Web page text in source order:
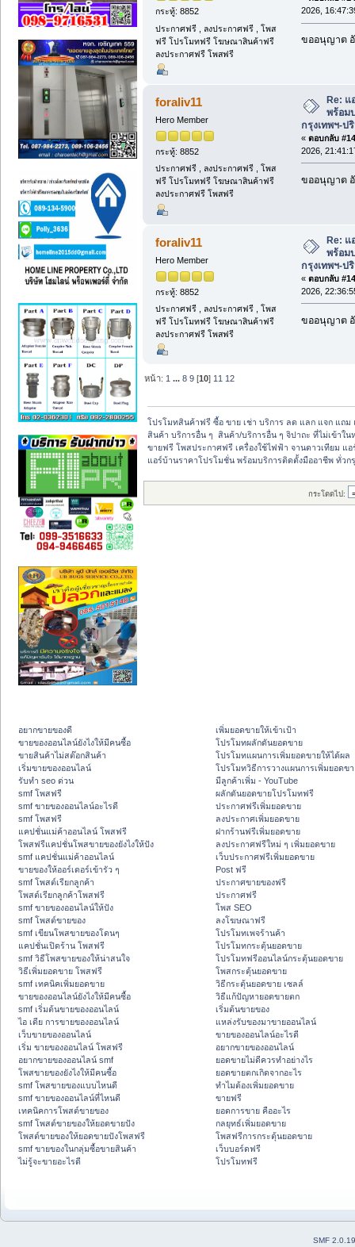
กระทู้: 8852
ประกาศฟรี , ลงประกาศฟรี , โพส
ฟรี โปรโมทฟรี โฆษณาสินค้าฟรี
ลงประกาศฟรี โพสฟรี
2026,
ขออนุญาต
foraliv11
Hero Member
กระทู้: 8852
ประกาศฟรี , ลงประกาศฟรี , โพส
ฟรี โปรโมทฟรี โฆษณาสินค้าฟรี
ลงประกาศฟรี โพสฟรี
Re: แ
พร้อม
กรุงเทพฯ-
« ตอบกลับ
2026,
ขออนุญาต
foraliv11
Hero Member
กระทู้: 8852
ประกาศฟรี , ลงประกาศฟรี , โพส
ฟรี โปรโมทฟรี โฆษณาสินค้าฟรี
ลงประกาศฟรี โพสฟรี
Re: แ
พร้อม
กรุงเทพฯ-
« ตอบกลับ
2026,
ขออนุญาต
หน้า: 1 ...8 9 [10] 11 12
โปรโมทสินค้าฟรี ซื้อ ขาย เช่า บริการ ลด แลก แจก แถม
สินค้า บริการอื่น ๆ  สินค้า/บริการอื่น ๆ จิปาถะ ที่ไม่เข้าใน
ขายฟรี โพสประกาศฟรี เครื่องใช้ไฟฟ้า จานดาวเทียม แ
แอร์บ้านราคาโปรโมชั่น พร้อมบริการติดตั้งมืออาชีพ ทั่ว
กระโดดไป:
อยากขายของดี
ขายของออนไลน์ยังไงให้มีคนซื้อ
ขายสินค้าไม่สต๊อกสินค้า
เริ่มขายของออนไลน์
รับทำ seo ด่วน
smf โพสฟรี
smf ขายของออนไลน์อะไรดี
smf โพสฟรี
แคปชั่นแม่ค้าออนไลน์ โพสฟรี
โพสฟรีแคปชั่นโพสขายของยังไงให้ปัง
smf แคปชั่นแม่ค้าออนไลน์
ขายของให้ออร์เดอร์เข้ารัว ๆ
smf โพสต์เรียกลูกค้า
โพสต์เรียกลูกค้าโพสฟรี
smf ขายของออนไลน์ให้ปัง
smf โพสต์ขายของ
smf เขียนโพสขายของโดนๆ
แคปชั่นเปิดร้าน โพสฟรี
smf วิธีโพสขายของให้น่าสนใจ
วิธีเพิ่มยอดขาย โพสฟรี
smf เทคนิคเพิ่มยอดขาย
ขายของออนไลน์ยังไงให้มีคนซื้อ
smf เริ่มต้นขายของออนไลน์
ไอ เดีย การขายของออนไลน์
เว็บขายของออนไลน์
เริ่ม ขายของออนไลน์ โพสฟรี
อยากขายของออนไลน์ smf
โพสขายของยังไงให้มีคนซื้อ
smf โพสขายของแบบไหนดี
smf ขายของออนไลน์ที่ไหนดี
เทคนิคการโพสต์ขายของ
smf โพสต์ขายของให้ยอดขายปัง
โพสต์ขายของให้ยอดขายปังโพสฟรี
smf ขายของในกลุ่มซื้อขายสินค้า
ไม่รู้จะขายอะไรดี
เพิ่มยอดขายให้เข้าเป้า
โปรโมทผลักดันยอดขาย
โปรโมทแผนการเพิ่มยอดขายให้ได้ผล
โปรโมทวิธีการวางแผนการเพิ่มยอดข
มีลูกค้าเพิ่ม - YouTube
ผลักดันยอดขายโปรโมทฟรี
ประกาศฟรีเพิ่มยอดขาย
ลงประกาศเพิ่มยอดขาย
ฝากร้านฟรีเพิ่มยอดขาย
ลงประกาศฟรีใหม่ ๆ เพิ่มยอดขาย
เว็บประกาศฟรีเพิ่มยอดขาย
Post ฟรี
ประกาศขายของฟรี
ประกาศฟรี
โพส SEO
ลงโฆษณาฟรี
โปรโมทเพจร้านค้า
โปรโมทกระตุ้นยอดขาย
โปรโมทฟรีออนไลน์กระตุ้นยอดขาย
โพสกระตุ้นยอดขาย
วิธีกระตุ้นยอดขาย เซลล์
วิธีแก้ปัญหายอดขายตก
เริ่มต้นขายของ
แหล่งรับของมาขายออนไลน์
ขายของออนไลน์อะไรดี
อยากขายของออนไลน์
ยอดขายไม่ดีควรทำอย่างไร
ยอดขายตกเกิดจากอะไร
ทำไมต้องเพิ่มยอดขาย
ขายฟรี
ยอดการขาย คืออะไร
กลยุทธ์เพิ่มยอดขาย
โพสฟรีการกระตุ้นยอดขาย
เว็บบอร์ดฟรี
โปรโมทฟรี
SMF 2.0.19